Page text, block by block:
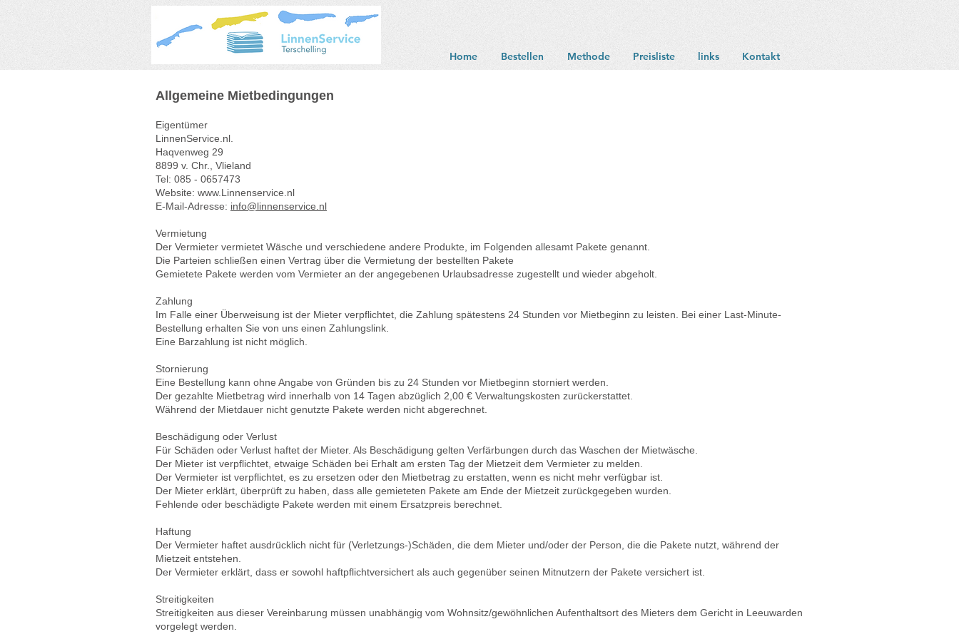
Home Bestellen Methode Preisliste links Kontakt
Allgemeine Mietbedingungen
Eigentümer
LinnenService.nl.
Haqvenweg 29
8899 v. Chr., Vlieland
Tel: 085 - 0657473
Website: www.Linnenservice.nl
E-Mail-Adresse: info@linnenservice.nl
Vermietung
Der Vermieter vermietet Wäsche und verschiedene andere Produkte, im Folgenden allesamt Pakete genannt.
Die Parteien schließen einen Vertrag über die Vermietung der bestellten Pakete
Gemietete Pakete werden vom Vermieter an der angegebenen Urlaubsadresse zugestellt und wieder abgeholt.
Zahlung
Im Falle einer Überweisung ist der Mieter verpflichtet, die Zahlung spätestens 24 Stunden vor Mietbeginn zu leisten. Bei einer Last-Minute-
Bestellung erhalten Sie von uns einen Zahlungslink.
Eine Barzahlung ist nicht möglich.
Stornierung
Eine Bestellung kann ohne Angabe von Gründen bis zu 24 Stunden vor Mietbeginn storniert werden.
Der gezahlte Mietbetrag wird innerhalb von 14 Tagen abzüglich 2,00 € Verwaltungskosten zurückerstattet.
Während der Mietdauer nicht genutzte Pakete werden nicht abgerechnet.
Beschädigung oder Verlust
Für Schäden oder Verlust haftet der Mieter. Als Beschädigung gelten Verfärbungen durch das Waschen der Mietwäsche.
Der Mieter ist verpflichtet, etwaige Schäden bei Erhalt am ersten Tag der Mietzeit dem Vermieter zu melden.
Der Vermieter ist verpflichtet, es zu ersetzen oder den Mietbetrag zu erstatten, wenn es nicht mehr verfügbar ist.
Der Mieter erklärt, überprüft zu haben, dass alle gemieteten Pakete am Ende der Mietzeit zurückgegeben wurden.
Fehlende oder beschädigte Pakete werden mit einem Ersatzpreis berechnet.
Haftung
Der Vermieter haftet ausdrücklich nicht für (Verletzungs-)Schäden, die dem Mieter und/oder der Person, die die Pakete nutzt, während der
Mietzeit entstehen.
Der Vermieter erklärt, dass er sowohl haftpflichtversichert als auch gegenüber seinen Mitnutzern der Pakete versichert ist.
Streitigkeiten
Streitigkeiten aus dieser Vereinbarung müssen unabhängig vom Wohnsitz/gewöhnlichen Aufenthaltsort des Mieters dem Gericht in Leeuwarden
vorgelegt werden.